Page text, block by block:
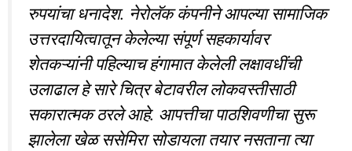
रुपयांचा धनादेश. नेरोलॅक कंपनीने आपल्या सामाजिक
उत्तरदायित्वातून केलेल्या संपूर्ण सहकार्यावर
शेतकऱ्यांनी पहिल्याच हंगामात केलेली लक्षावधींची
उलाढाल हे सारे चित्र बेटावरील लोकवस्तीसाठी
सकारात्मक ठरले आहे. आपत्तीचा पाठशिवणीचा सुरू
झालेला खेळ ससेमिरा सोडायला तयार नसताना त्या